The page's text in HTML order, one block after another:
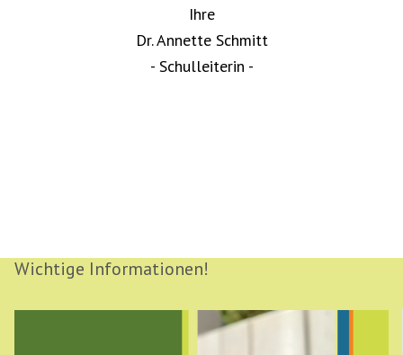
Ihre
Dr. Annette Schmitt
- Schulleiterin -
Wichtige Informationen!